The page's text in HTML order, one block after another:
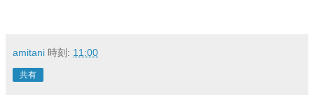
amitani 時刻: 11:00
共有